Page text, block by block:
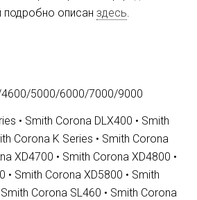
подробно описан здесь.
5000/6000/7000/9000
• Smith Corona DLX400 • Smith
Corona K Series • Smith Corona
XD4700 • Smith Corona XD4800 •
• Smith Corona XD5800 • Smith
Corona SL460 • Smith Corona